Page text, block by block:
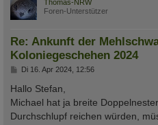
Thomas-NRW
Foren-Unterstützer
Re: Ankunft der
Koloniegeschehen 2024
B
i
r
a
g
Di 16. Apr 2024, 12:56
Hallo Stefan,
Michael hat ja breite
Durchschlupf reichen würden,